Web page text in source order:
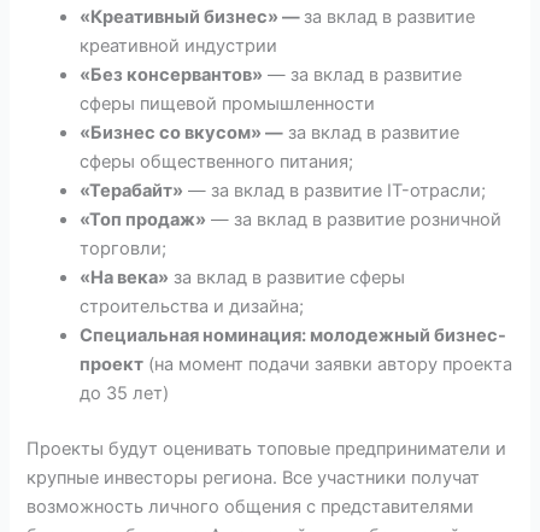
«Креативный бизнес» —за вклад в развитие
креативной индустрии
«Без консервантов» — за вклад в развитие
сферы пищевой промышленности
«Бизнес со вкусом» — за вклад в развитие
сферы общественного питания;
«Терабайт» — за вклад в развитие IT-отрасли;
«Топ продаж» — за вклад в развитие розничной
торговли;
«На века» за вклад в развитие сферы
строительства и дизайна;
Специальная номинация: молодежный бизнес-
проект (на момент подачи заявки автору проекта
до 35 лет)
Проекты будут оценивать топовые предприниматели и
крупные инвесторы региона. Все участники получат
возможность личного общения с представителями